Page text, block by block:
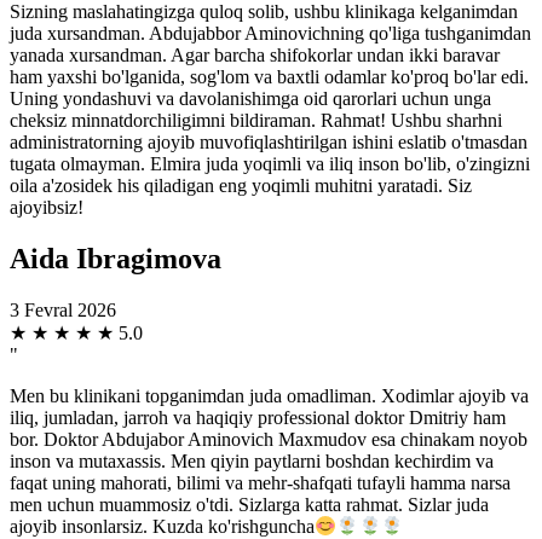
Sizning maslahatingizga quloq solib, ushbu klinikaga kelganimdan
juda xursandman. Abdujabbor Aminovichning qo'liga tushganimdan
yanada xursandman. Agar barcha shifokorlar undan ikki baravar
ham yaxshi bo'lganida, sog'lom va baxtli odamlar ko'proq bo'lar edi.
Uning yondashuvi va davolanishimga oid qarorlari uchun unga
cheksiz minnatdorchiligimni bildiraman. Rahmat! Ushbu sharhni
administratorning ajoyib muvofiqlashtirilgan ishini eslatib o'tmasdan
tugata olmayman. Elmira juda yoqimli va iliq inson bo'lib, o'zingizni
oila a'zosidek his qiladigan eng yoqimli muhitni yaratadi. Siz
ajoyibsiz!
Aida Ibragimova
3 Fevral 2026
★ ★ ★ ★ ★ 5.0
"
Men bu klinikani topganimdan juda omadliman. Xodimlar ajoyib va
iliq, jumladan, jarroh va haqiqiy professional doktor Dmitriy ham
bor. Doktor Abdujabor Aminovich Maxmudov esa chinakam noyob
inson va mutaxassis. Men qiyin paytlarni boshdan kechirdim va
faqat uning mahorati, bilimi va mehr-shafqati tufayli hamma narsa
men uchun muammosiz o'tdi. Sizlarga katta rahmat. Sizlar juda
ajoyib insonlarsiz. Kuzda ko'rishguncha